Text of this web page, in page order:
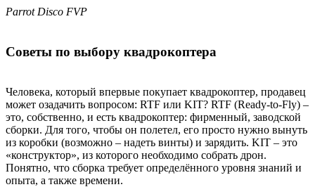
Parrot Disco FVP
Советы по выбору квадрокоптера
Человека, который впервые покупает квадрокоптер, продавец
может озадачить вопросом: RTF или KIT? RTF (Ready-to-Fly) –
это, собственно, и есть квадрокоптер: фирменный, заводской
сборки. Для того, чтобы он полетел, его просто нужно вынуть
из коробки (возможно – надеть винты) и зарядить. KIT – это
«конструктор», из которого необходимо собрать дрон.
Понятно, что сборка требует определённого уровня знаний и
опыта, а также времени.